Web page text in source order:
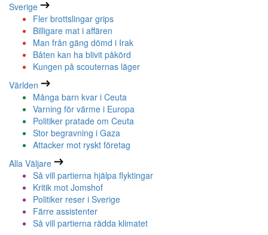
Sverige
Fler brottslingar grips
Billigare mat i affären
Man från gäng dömd i Irak
Båten kan ha blivit påkörd
Kungen på scouternas läger
Världen
Många barn kvar i Ceuta
Varning för värme i Europa
Politiker pratade om Ceuta
Stor begravning i Gaza
Attacker mot ryskt företag
Alla Väljare
Så vill partierna hjälpa flyktingar
Kritik mot Jomshof
Politiker reser i Sverige
Färre assistenter
Så vill partierna rädda klimatet